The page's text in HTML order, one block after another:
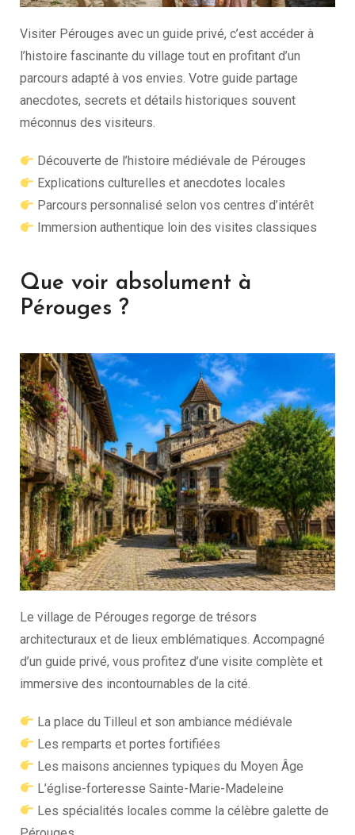
Visiter Pérouges avec un guide privé, c’est accéder à
l’histoire fascinante du village tout en profitant d’un
parcours adapté à vos envies. Votre guide partage
anecdotes, secrets et détails historiques souvent
méconnus des visiteurs.
Découverte de l’histoire médiévale de Pérouges
Explications culturelles et anecdotes locales
Parcours personnalisé selon vos centres d’intérêt
Immersion authentique loin des visites classiques
Que voir absolument à
Pérouges ?
Le village de Pérouges regorge de trésors
architecturaux et de lieux emblématiques. Accompagné
d’un guide privé, vous profitez d’une visite complète et
immersive des incontournables de la cité.
La place du Tilleul et son ambiance médiévale
Les remparts et portes fortifiées
Les maisons anciennes typiques du Moyen Âge
L’église-forteresse Sainte-Marie-Madeleine
Les spécialités locales comme la célèbre galette de